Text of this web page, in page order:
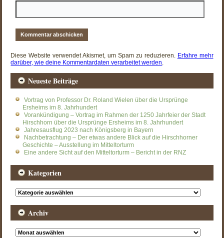
Diese Website verwendet Akismet, um Spam zu reduzieren. Erfahre mehr
darüber, wie deine Kommentardaten verarbeitet werden
Neueste Beiträge
Vortrag von Professor Dr. Roland Wielen über die Ursprünge
Ersheims im 8. Jahrhundert
Vorankündigung – Vortrag im Rahmen der 1250 Jahrfeier der Stadt
Hirschhorn über die Ursprünge Ersheims im 8. Jahrhundert
Jahresausflug 2023 nach Königsberg in Bayern
Nachbetrachtung – Der etwas andere Blick auf die Hirschhorner
Geschichte – Ausstellung im Mitteltorturm
Eine andere Sicht auf den Mitteltorturm – Bericht in der RNZ
Kategorien
Kategorien
Archiv
Archiv